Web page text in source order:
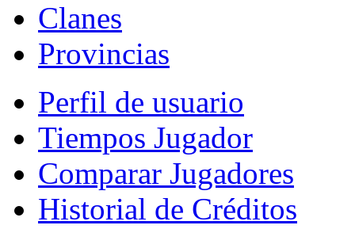
Clanes
Provincias
Perfil de usuario
Tiempos Jugador
Comparar Jugadores
Historial de Créditos